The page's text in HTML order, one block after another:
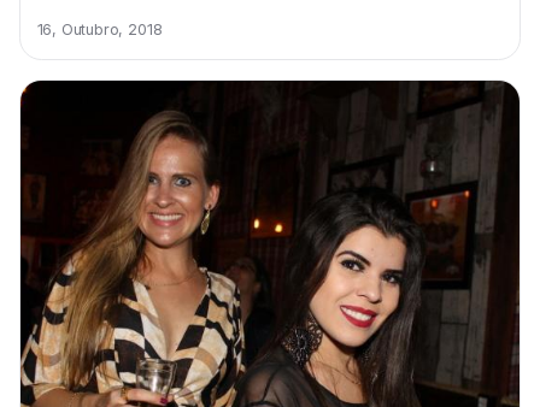
16, Outubro, 2018